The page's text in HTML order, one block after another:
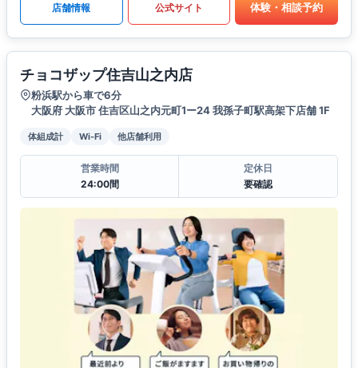
店舗情報 公式サイト 体験・相談予約
チョコザップ住吉山之内店
粉浜駅から車で6分
大阪府 大阪市 住吉区山之内元町1ー24 我孫子町駅高架下店舗 1F
体組成計 Wi-Fi 他店舗利用
営業時間
24:00間
定休日
要確認